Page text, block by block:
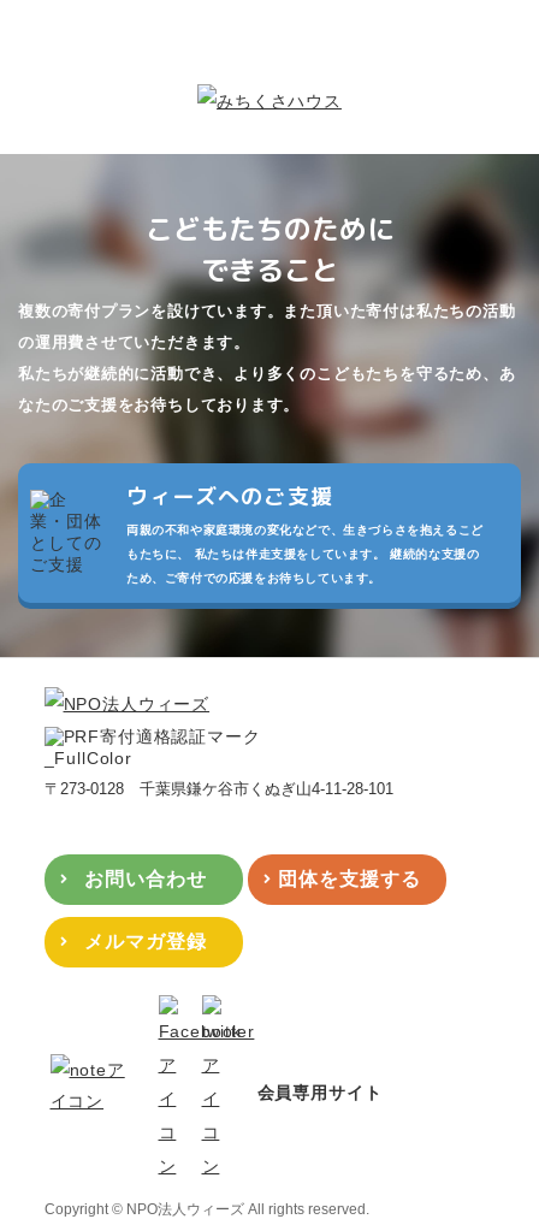
こどもたちのために
できること
複数の寄付プランを設けています。また頂いた寄付は私たちの活動
の運用費させていただきます。
私たちが継続的に活動でき、より多くのこどもたちを守るため、あ
なたのご支援をお待ちしております。
ウィーズへのご支援
両親の不和や家庭環境の変化などで、生きづらさを抱えるこど
もたちに、 私たちは伴走支援をしています。 継続的な支援の
ため、ご寄付での応援をお待ちしています。
〒273-0128 千葉県鎌ケ谷市くぬぎ山4-11-28-101
お問い合わせ 団体を支援する
メルマガ登録
会員専用サイト
Copyright © NPO法人ウィーズ All rights reserved.